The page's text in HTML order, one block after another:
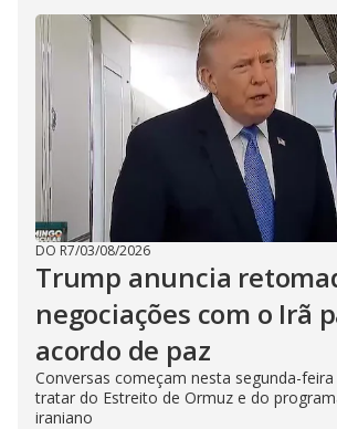
DO R7/03/08/2026
Trump anuncia
negociações com o Irã
acordo de paz
Conversas começam nesta segunda-
tratar do Estreito de Ormuz e do
iraniano